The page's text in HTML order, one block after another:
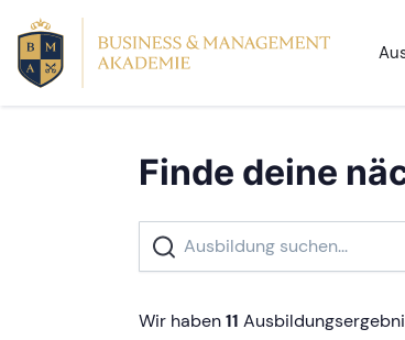
Finde deine
Wir haben11